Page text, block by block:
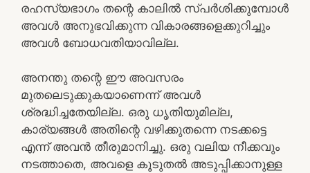
രഹസ്യഭാഗം തന്റെ കാലിൽ സ്പർശിക്കുമ്പോൾ
അവൾ അനുഭവിക്കുന്ന വികാരങ്ങളെക്കുറിച്ചും
അവൾ ബോധവതിയാവില്ല.
അനന്തു തന്റെ ഈ അവസരം
മുതലെടുക്കുകയാണെന്ന് അവൾ
ശ്രദ്ധിച്ചതേയില്ല. ഒരു ധൃതിയുമില്ല,
കാര്യങ്ങൾ അതിന്റെ വഴിക്കുതന്നെ നടക്കട്ടെ
എന്ന് അവൻ തീരുമാനിച്ചു. ഒരു വലിയ നീക്കവും
നടത്താതെ, അവളെ കൂടുതൽ അടുപ്പിക്കാനുള്ള